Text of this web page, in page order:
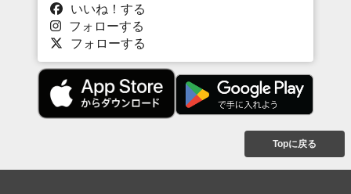
いいね！する
フォローする
フォローする
Topに戻る